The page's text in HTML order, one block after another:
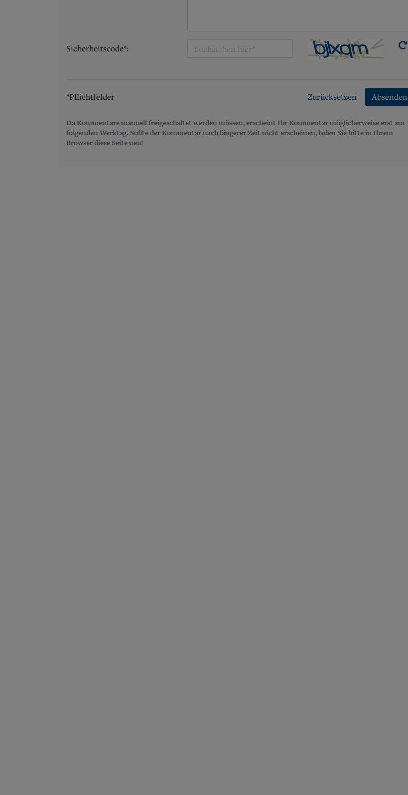
Sicherheitscode*:
*Pflichtfelder Zurücksetzen Absenden
Da Kommentare manuell freigeschaltet werden müssen, erscheint Ihr Kommentar möglicherweise erst am
folgenden Werktag. Sollte der Kommentar nach längerer Zeit nicht erscheinen, laden Sie bitte in Ihrem
Browser diese Seite neu!